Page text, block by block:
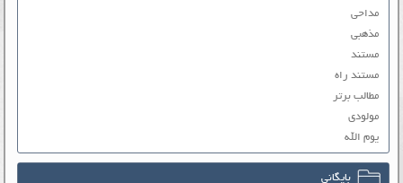
مداحی
مذهبی
مستند
مستند راه
مطالب برتر
مولودی
یوم الله
بایگانی